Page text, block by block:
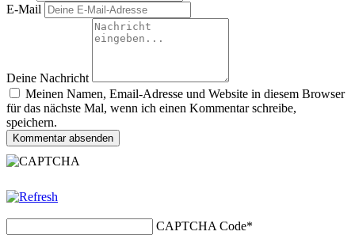
E-Mail
Deine Nachricht
Meinen Namen, Email-Adresse und Website in diesem Browser
für das nächste Mal, wenn ich einen Kommentar schreibe,
speichern.
Kommentar absenden
CAPTCHA Code*